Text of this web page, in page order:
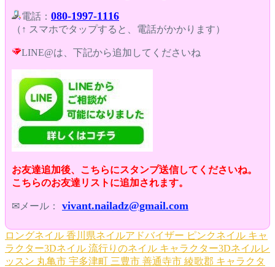
電話： 080-1997-1116
（↑ スマホでタップすると、電話がかかります）
LINE@は、下記から追加してくださいね
お友達追加後、こちらにスタンプ送信してくださいね。
こちらのお友達リストに追加されます。
✉メール： vivant.nailadz@gmail.com
ロングネイル 香川県ネイルアドバイザー ピンクネイル キャ
ラクター3Dネイル 流行りのネイル キャラクター3Dネイルレ
ッスン 丸亀市 宇多津町 三豊市 善通寺市 綾歌郡 キャラクタ